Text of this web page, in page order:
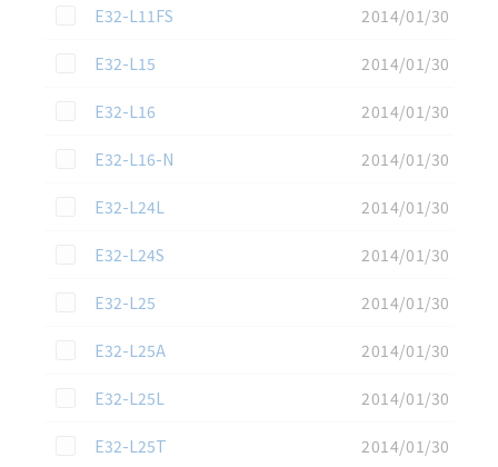
この資料を選択
E32-L11FS
2014/01/30
この資料を選択
E32-L15
2014/01/30
この資料を選択
E32-L16
2014/01/30
この資料を選択
E32-L16-N
2014/01/30
この資料を選択
E32-L24L
2014/01/30
この資料を選択
E32-L24S
2014/01/30
この資料を選択
E32-L25
2014/01/30
この資料を選択
E32-L25A
2014/01/30
この資料を選択
E32-L25L
2014/01/30
この資料を選択
E32-L25T 2014/01/30